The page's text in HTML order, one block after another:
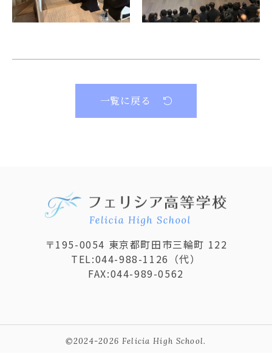
一覧に戻る
〒195-0054 東京都町田市三輪町 122
TEL:044-988-1126 （代）
FAX:044-989-0562
©2024-2026 Felicia High School.